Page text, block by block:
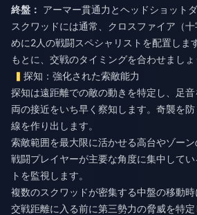
終盤： アーマー貫通力とヘッドショット
スクワッドには通常、クロスファイア（
めに2人の戦闘スペシャリストを配置しま
もとに、交戦のタイミングを合わせましょ
探知：強化された索敵能力
探知は遠距離での敵の動きを特定し、足
両の接近をいち早く察知します。奇襲を
線を作り出します。
索敵範囲を最大限に活かせる高台やゾーン
戦闘プレイヤーが主要な角度に集中して
トを監視します。
複数のスクワッドが密集する中盤の移動時
交戦距離に入る前に第三勢力の脅威を特